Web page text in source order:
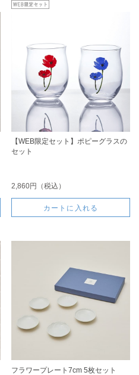
【WEB限定セット】ポピーグラスの
セット
2,860円（税込）
カートに入れる
フラワープレート7cm 5枚セット